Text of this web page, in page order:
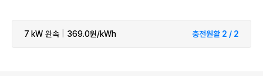
7 kW 완속 369.0원/kWh 충전원활 2 / 2